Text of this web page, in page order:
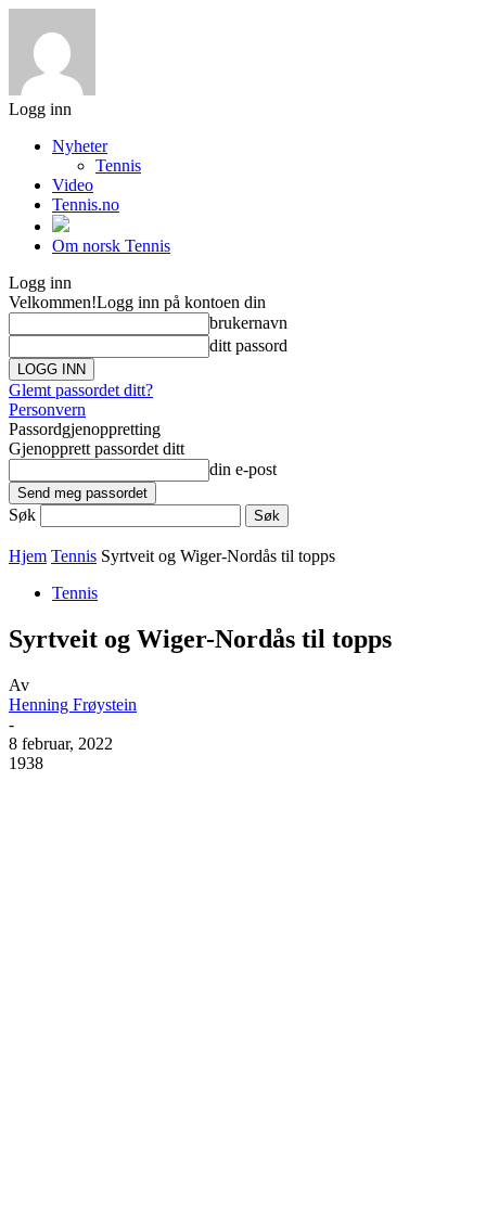
Logg inn
Nyheter
Tennis
Video
Tennis.no
Om norsk Tennis
Logg inn
Velkommen!Logg inn på kontoen din
brukernavn
ditt passord
Glemt passordet ditt?
Personvern
Passordgjenoppretting
Gjenopprett passordet ditt
din e-post
Søk
Hjem Tennis Syrtveit og Wiger-Nordås til topps
Tennis
Syrtveit og Wiger-Nordås til topps
Av
Henning Frøystein
-
8 februar, 2022
1938